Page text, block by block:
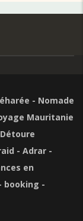
- Nomade
Mauritanie
- Adrar -
en
booking -